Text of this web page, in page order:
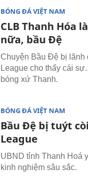
BÓNG ĐÁ VIỆT NAM
CLB Thanh Hóa
nữa, bầu Đệ
Chuyện Bầu Đệ bị lãnh
League cho thấy cái
bóng xứ Thanh.
BÓNG ĐÁ VIỆT NAM
Bầu Đệ bị tuýt
League
UBND tỉnh Thanh Hoá
kinh nghiệm sâu sắc.